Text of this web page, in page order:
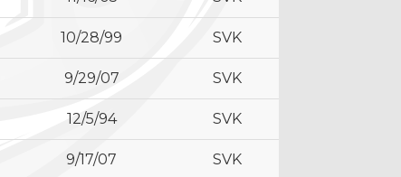
10/28/99 SVK
9/29/07 SVK
12/5/94 SVK
9/17/07 SVK